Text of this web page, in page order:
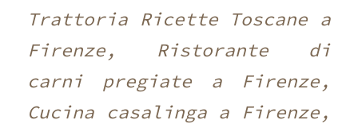
Trattoria Ricette Toscane a
Firenze, Ristorante di
carni pregiate a Firenze,
Cucina casalinga a Firenze,